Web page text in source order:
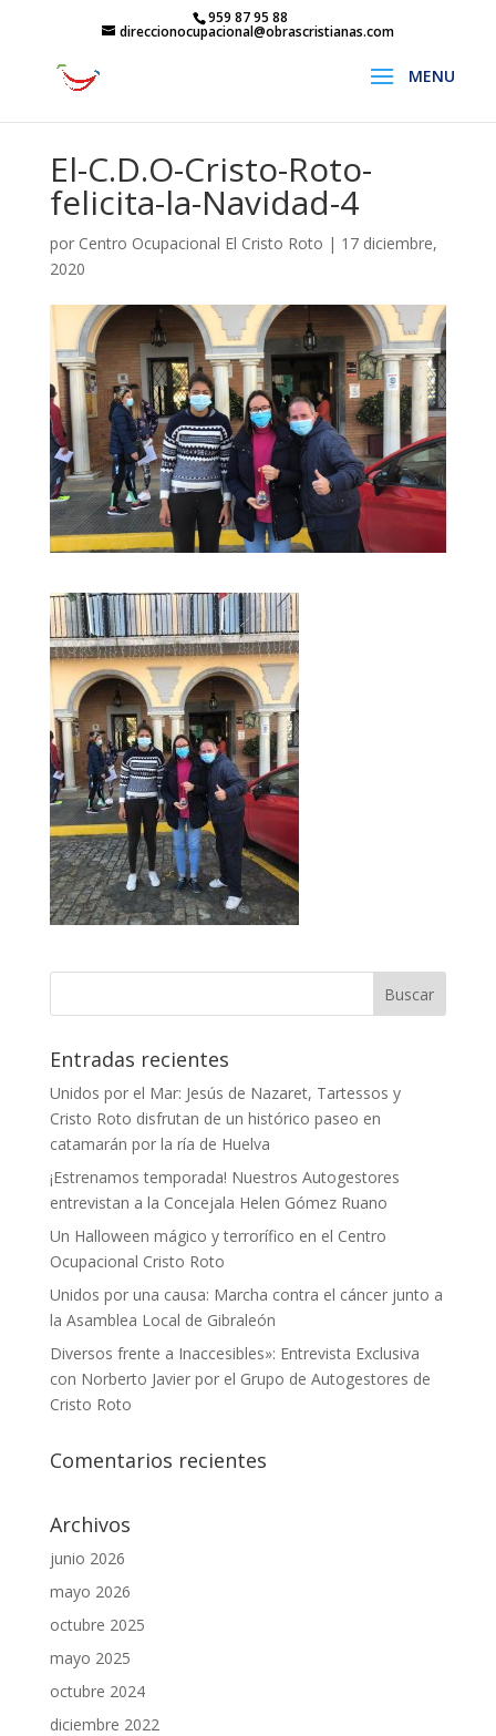
959 87 95 88
direccionocupacional@obrascristianas.com
El-C.D.O-Cristo-Roto-
felicita-la-Navidad-4
por Centro Ocupacional El Cristo Roto | 17 diciembre,
2020
Entradas recientes
Unidos por el Mar: Jesús de Nazaret, Tartessos y
Cristo Roto disfrutan de un histórico paseo en
catamarán por la ría de Huelva
¡Estrenamos temporada! Nuestros Autogestores
entrevistan a la Concejala Helen Gómez Ruano
Un Halloween mágico y terrorífico en el Centro
Ocupacional Cristo Roto
Unidos por una causa: Marcha contra el cáncer junto a
la Asamblea Local de Gibraleón
Diversos frente a Inaccesibles»: Entrevista Exclusiva
con Norberto Javier por el Grupo de Autogestores de
Cristo Roto
Comentarios recientes
Archivos
junio 2026
mayo 2026
octubre 2025
mayo 2025
octubre 2024
diciembre 2022